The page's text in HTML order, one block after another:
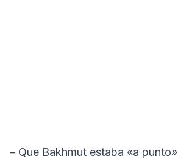
– Que Bakhmut estaba «a